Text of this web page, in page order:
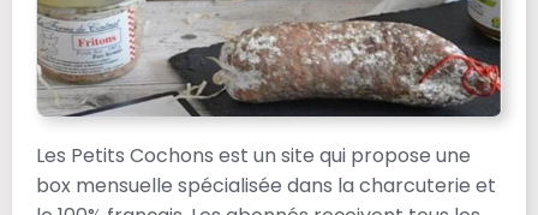
Les Petits Cochons est un site qui propose une
box mensuelle spécialisée dans la charcuterie et